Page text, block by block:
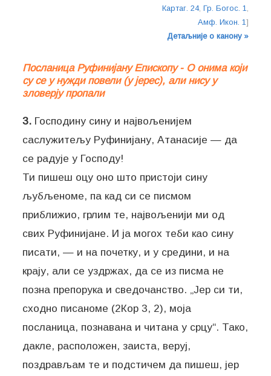
Картаг. 24, Гр. Богос. 1,
Амф. Икон. 1]
Детаљније о канону »
Посланица Руфинијану Епископу - О онима који
су се у нужди повели (у јерес), али нису у
зловерју пропали
3. Господину сину и највољенијем
саслужитељу Руфинијану, Атанасије — да
се радује у Господу!
Ти пишеш оцу оно што пристоји сину
љубљеноме, па кад си се писмом
приближио, грлим те, највољенији ми од
свих Руфинијане. И ја могох теби као сину
писати, — и на почетку, и у средини, и на
крају, али се уздржах, да се из писма не
позна препорука и сведочанство. „Јер си ти,
сходно писаноме (2Кор 3, 2), моја
посланица, познавана и читана у срцу“. Тако,
дакле, расположен, заиста, веруј,
поздрављам те и подстичем да пишеш, јер